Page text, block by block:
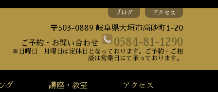
ブログ アクセス
〒503-0889 岐阜県大垣市高砂町1-20
ご予約・お問い合わせ
0584-81-1290
※日曜日 月曜日は定休日となっております。ご予約・ご相
談は営業日にて承っております。
グ 講座・教室 アクセス